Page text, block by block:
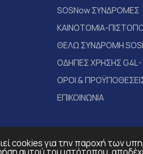
cookies για την παροχή των
SOSNow ΣΥΝΔΡΟΜΕΣ
ΚΑΙΝΟΤΟΜΙΑ-
ΘΕΛΩ ΣΥΝΔΡΟΜΗ
ΟΔΗΓΙΕΣ ΧΡΗΣΗΣ G4L-
ΟΡΟΙ &
ΕΠΙΚΟΙΝΩΝΙΑ